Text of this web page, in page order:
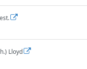
Lloyd